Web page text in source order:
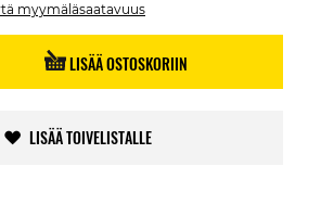
myymäläsaatavuus
LISÄÄ OSTOSKORIIN
LISÄÄ TOIVELISTALLE